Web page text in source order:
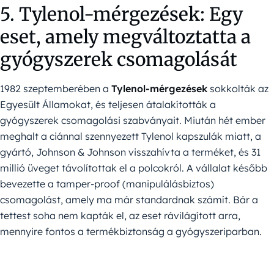
5. Tylenol-mérgezések: Egy
eset, amely megváltoztatta a
gyógyszerek csomagolását
1982 szeptemberében a Tylenol-mérgezések sokkolták az
Egyesült Államokat, és teljesen átalakították a
gyógyszerek csomagolási szabványait. Miután hét ember
meghalt a ciánnal szennyezett Tylenol kapszulák miatt, a
gyártó, Johnson & Johnson visszahívta a terméket, és 31
millió üveget távolítottak el a polcokról. A vállalat később
bevezette a tamper-proof (manipulálásbiztos)
csomagolást, amely ma már standardnak számít. Bár a
tettest soha nem kapták el, az eset rávilágított arra,
mennyire fontos a termékbiztonság a gyógyszeriparban.